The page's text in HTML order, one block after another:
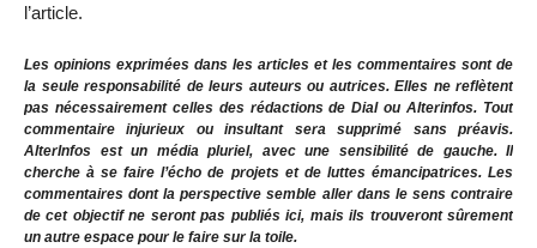
l’article.
Les opinions exprimées dans les articles et les commentaires sont de
la seule responsabilité de leurs auteurs ou autrices. Elles ne reflètent
pas nécessairement celles des rédactions de Dial ou Alterinfos. Tout
commentaire injurieux ou insultant sera supprimé sans préavis.
AlterInfos est un média pluriel, avec une sensibilité de gauche. Il
cherche à se faire l’écho de projets et de luttes émancipatrices. Les
commentaires dont la perspective semble aller dans le sens contraire
de cet objectif ne seront pas publiés ici, mais ils trouveront sûrement
un autre espace pour le faire sur la toile.